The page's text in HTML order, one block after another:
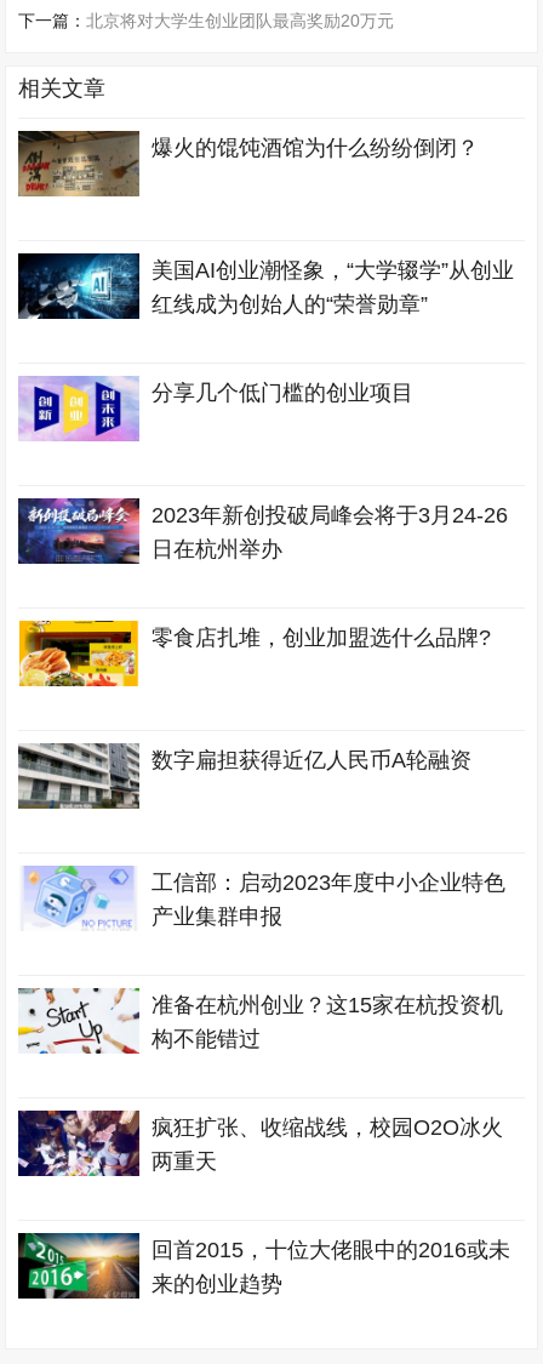
下一篇：北京将对大学生创业团队最高奖励20万元
相关文章
爆火的馄饨酒馆为什么纷纷倒闭？
美国AI创业潮怪象，“大学辍学”从创业
红线成为创始人的“荣誉勋章”
分享几个低门槛的创业项目
2023年新创投破局峰会将于3月24-26
日在杭州举办
零食店扎堆，创业加盟选什么品牌?
数字扁担获得近亿人民币A轮融资
工信部：启动2023年度中小企业特色
产业集群申报
准备在杭州创业？这15家在杭投资机
构不能错过
疯狂扩张、收缩战线，校园O2O冰火
两重天
回首2015，十位大佬眼中的2016或未
来的创业趋势